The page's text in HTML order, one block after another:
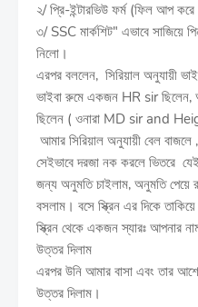
২/ প্রি-ইন্টারভিউ ফর্ম (ফিল আপ
৩/ SSC মার্কশিট" এভাবে সাজিয়ে
নিলো।
এরপর বললেন, সিরিয়াল অনুযায়ী
ভাইবা রুমে একজন HR sir
ছিলেন ( ওনারা MD sir and
আমার সিরিয়াল অনুযায়ী বেল বাজলে
সেইভাবে দরজা নক করলে ভিতরে
জন্য অনুমতি চাইলাম, অনুমতি পেয়ে
বসলাম। বসে স্ক্রিন এর দিকে তাকিয়ে
স্ক্রিন থেকে একজন স্যারঃ আপনার
উত্তর দিলাম
এরপর উনি আমার বাসা এবং তার
উত্তর দিলাম।